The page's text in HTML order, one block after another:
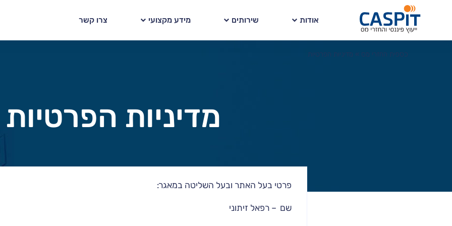
אודות שירותים מידע מקצועי צרו קשר
כספית החזרי מס » מדיניות הפרטיות
מדיניות הפרטיות
פרטי בעל האתר ובעל השליטה במאגר:
שם – רפאל זיתוני